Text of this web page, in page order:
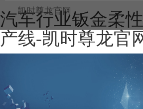
汽车行业钣金柔
产线-凯时尊龙官
凯时尊龙官网